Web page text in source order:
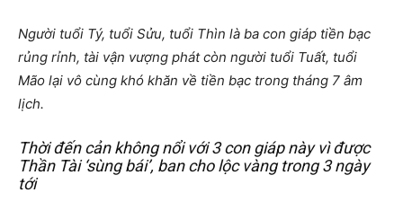
Người tuổi Tý, tuổi Sửu, tuổi Thìn là ba con giáp tiền bạc
rủng rỉnh, tài vận vượng phát còn người tuổi Tuất, tuổi
Mão lại vô cùng khó khăn về tiền bạc trong tháng 7 âm
lịch.
Thời đến cản không nổi với 3 con giáp này vì được
Thần Tài ‘sùng bái’, ban cho lộc vàng trong 3 ngày
tới